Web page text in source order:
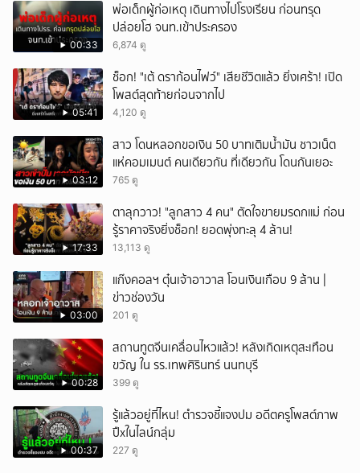
00:33
พ่อเด็กผู้ก่อเหตุ เดินทางไปโรงเรียน ก่อนทรุด
ปล่อยโฮ จนท.เข้าประครอง
6,874 ดู
05:41
ช็อก! "เต้ ดราก้อนไฟว์" เสียชีวิตแล้ว ยิ่งเศร้า! เปิด
โพสต์สุดท้ายก่อนจากไป
4,120 ดู
03:12
สาว โดนหลอกขอเงิน 50 บาทเติมน้ำมัน ชาวเน็ต
แห่คอมเมนต์ คนเดียวกัน ที่เดียวกัน โดนกันเยอะ
765 ดู
17:33
ตาลุกวาว! "ลูกสาว 4 คน" ตัดใจขายมรดกแม่ ก่อน
รู้ราคาจริงยิ่งช็อก! ยอดพุ่งทะลุ 4 ล้าน!
13,113 ดู
03:00
แก๊งคอลฯ ตุ๋นเจ้าอาวาส โอนเงินเกือบ 9 ล้าน |
ข่าวช่องวัน
201 ดู
00:28
สถานทูตจีนเคลื่อนไหวแล้ว! หลังเกิดเหตุสะเทือน
ขวัญ ใน รร.เทพศิรินทร์ นนทบุรี
399 ดู
00:37
รู้แล้วอยู่ที่ไหน! ตำรวจชี้แจงปม อดีตครูโพสต์ภาพ
ปืxในไลน์กลุ่ม
227 ดู